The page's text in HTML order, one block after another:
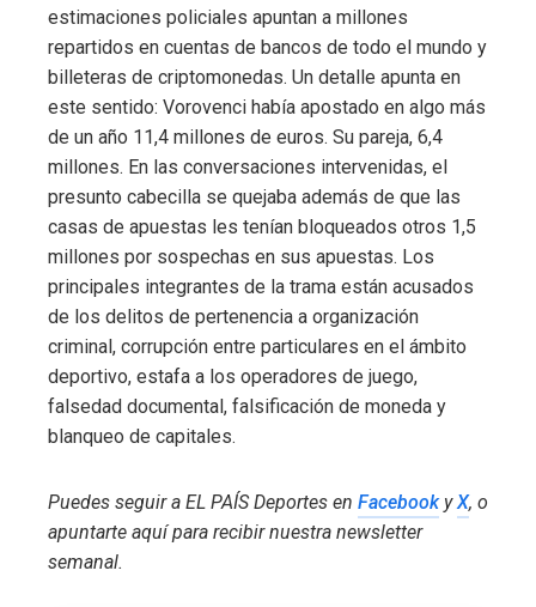
estimaciones policiales apuntan a millones
repartidos en cuentas de bancos de todo el mundo y
billeteras de criptomonedas. Un detalle apunta en
este sentido: Vorovenci había apostado en algo más
de un año 11,4 millones de euros. Su pareja, 6,4
millones. En las conversaciones intervenidas, el
presunto cabecilla se quejaba además de que las
casas de apuestas les tenían bloqueados otros 1,5
millones por sospechas en sus apuestas. Los
principales integrantes de la trama están acusados
de los delitos de pertenencia a organización
criminal, corrupción entre particulares en el ámbito
deportivo, estafa a los operadores de juego,
falsedad documental, falsificación de moneda y
blanqueo de capitales.
Puedes seguir a EL PAÍS Deportes en FacebookyX, o
apuntarte aquí para recibirnuestra newsletter
semanal.